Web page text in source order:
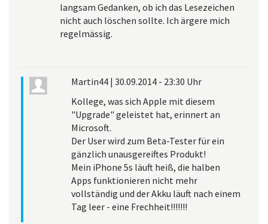
langsam Gedanken, ob ich das Lesezeichen
nicht auch löschen sollte. Ich ärgere mich
regelmässig.
Martin44 | 30.09.2014 - 23:30 Uhr
Kollege, was sich Apple mit diesem
"Upgrade" geleistet hat, erinnert an
Microsoft.
Der User wird zum Beta-Tester für ein
gänzlich unausgereiftes Produkt!
Mein iPhone 5s läuft heiß, die halben
Apps funktionieren nicht mehr
vollständig und der Akku läuft nach einem
Tag leer - eine Frechheit!!!!!!!